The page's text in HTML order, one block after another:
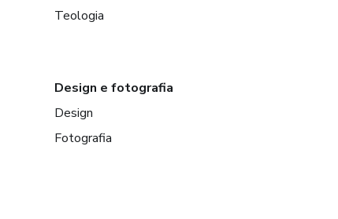
Teologia
Design e fotografia
Design
Fotografia